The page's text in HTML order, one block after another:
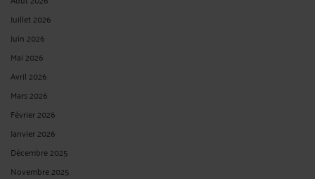
Juillet 2026
Juin 2026
Mai 2026
Avril 2026
Mars 2026
Février 2026
Janvier 2026
Décembre 2025
Novembre 2025